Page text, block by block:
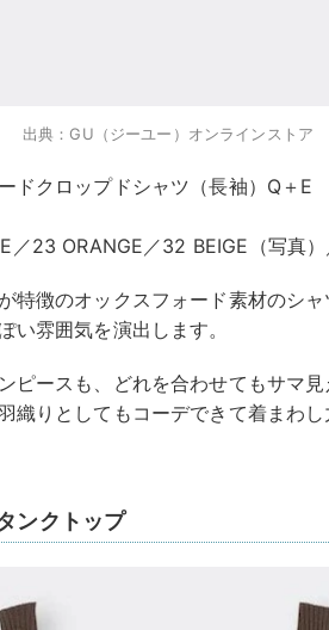
出典：GU（ジーユー）オンラインストア
ドクロップドシャツ（長袖）Q＋E
／23 ORANGE／32 BEIGE（写真
特徴のオックスフォード素材のシ
い雰囲気を演出します。
ピースも、どれを合わせてもサマ
織りとしてもコーデできて着まわし
ンクトップ